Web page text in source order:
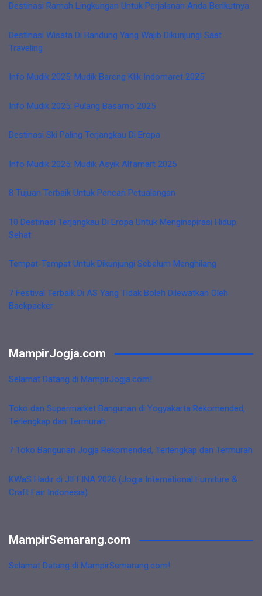
Destinasi Ramah Lingkungan Untuk Perjalanan Anda Berikutnya
Destinasi Wisata Di Bandung Yang Wajib Dikunjungi Saat
Traveling
Info Mudik 2025: Mudik Bareng Klik Indomaret 2025
Info Mudik 2025: Pulang Basamo 2025
Destinasi Ski Paling Terjangkau Di Eropa
Info Mudik 2025: Mudik Asyik Alfamart 2025
8 Tujuan Terbaik Untuk Pencari Petualangan
10 Destinasi Terjangkau Di Eropa Untuk Menginspirasi Hidup
Sehat
Tempat-Tempat Untuk Dikunjungi Sebelum Menghilang
7 Festival Terbaik Di AS Yang Tidak Boleh Dilewatkan Oleh
Backpacker
MampirJogja.com
Selamat Datang di MampirJogja.com!
Toko dan Supermarket Bangunan di Yogyakarta Rekomended,
Terlengkap dan Termurah
7 Toko Bangunan Jogja Rekomended, Terlengkap dan Termurah
KWaS Hadir di JIFFINA 2026 (Jogja International Furniture &
Craft Fair Indonesia)
MampirSemarang.com
Selamat Datang di MampirSemarang.com!